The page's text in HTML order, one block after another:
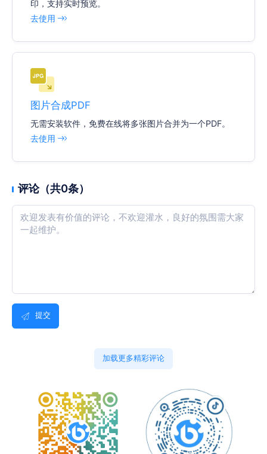
印，支持实时预览。
去使用
图片合成PDF
无需安装软件，免费在线将多张图片合并为一个PDF。
去使用
评论（共0条）
提交
加载更多精彩评论